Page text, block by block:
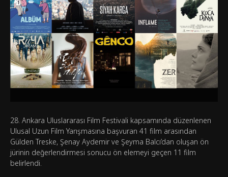
28. Ankara Uluslararası Film Festivali kapsamında düzenlenen
Ulusal Uzun Film Yarışmasına başvuran 41 film arasından
Gülden Treske, Şenay Aydemir ve Şeyma Balcı’dan oluşan ön
jürinin değerlendirmesi sonucu ön elemeyi geçen 11 film
belirlendi.